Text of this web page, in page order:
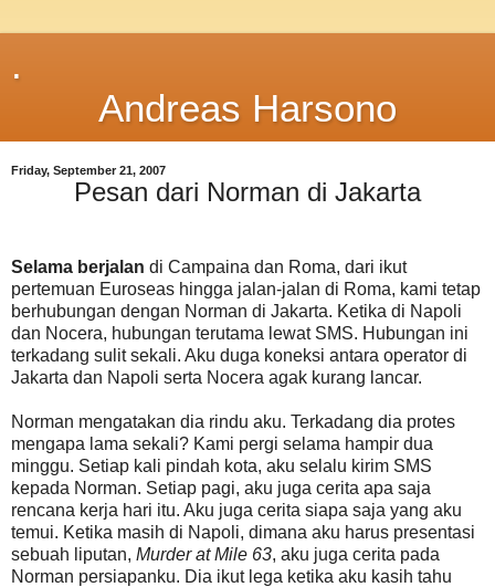
.
Andreas Harsono
Friday, September 21, 2007
Pesan dari Norman di Jakarta
Selama berjalan di Campaina dan Roma, dari ikut
pertemuan Euroseas hingga jalan-jalan di Roma, kami tetap
berhubungan dengan Norman di Jakarta. Ketika di Napoli
dan Nocera, hubungan terutama lewat SMS. Hubungan ini
terkadang sulit sekali. Aku duga koneksi antara operator di
Jakarta dan Napoli serta Nocera agak kurang lancar.
Norman mengatakan dia rindu aku. Terkadang dia protes
mengapa lama sekali? Kami pergi selama hampir dua
minggu. Setiap kali pindah kota, aku selalu kirim SMS
kepada Norman. Setiap pagi, aku juga cerita apa saja
rencana kerja hari itu. Aku juga cerita siapa saja yang aku
temui. Ketika masih di Napoli, dimana aku harus presentasi
sebuah liputan, Murder at Mile 63, aku juga cerita pada
Norman persiapanku. Dia ikut lega ketika aku kasih tahu